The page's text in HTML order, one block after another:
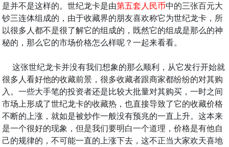
是并不是这样的。世纪龙卡是由第五套人民币中的三张百元大
钞三连体组成的，由于收藏界的朋友喜欢称它为世纪龙卡，所
以很多人都不是很了解它的组成的，既然它的组成是那么的神
秘的，那么它的市场价格怎么样呢？一起来看看。
这张世纪龙卡并没有我们想象的那么顺利，从它发行开始就
很多人看好他的收藏前景，很多收藏者跟商家都纷纷的对其购
入。一些大手笔的投资者还是比较大批量对其购买，一时之间
市场上形成了世纪龙卡的收藏热，也直接导致了它的收藏价格
不断的上涨，就如是被炒作一般没有预兆的一直上升。这本来
是一个很好的现象，但是我们要明白一个道理，价格是有他自
己的规律的，不可能一直的上涨下去，这不正当大家欢天喜地